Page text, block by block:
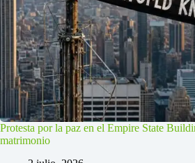
Protesta por la paz en el Empire State
matrimonio